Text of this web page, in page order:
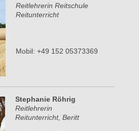
Reitlehrerin Reitschule
Reitunterricht
Mobil: +49 152 05373369
Stephanie Röhrig
Reitlehrerin
Reitunterricht, Beritt